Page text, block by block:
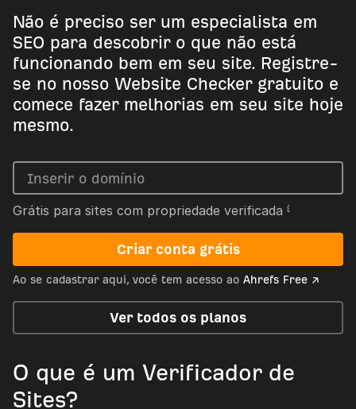
Não é preciso ser um especialista em
SEO para descobrir o que não está
funcionando bem em seu site. Registre-
se no nosso Website Checker gratuito e
comece fazer melhorias em seu site hoje
mesmo.
Grátis para sites com propriedade verificada
Criar conta grátis
Ao se cadastrar aqui, você tem acesso ao Ahrefs Free ↗
Ver todos os planos
O que é um Verificador de
Sites?